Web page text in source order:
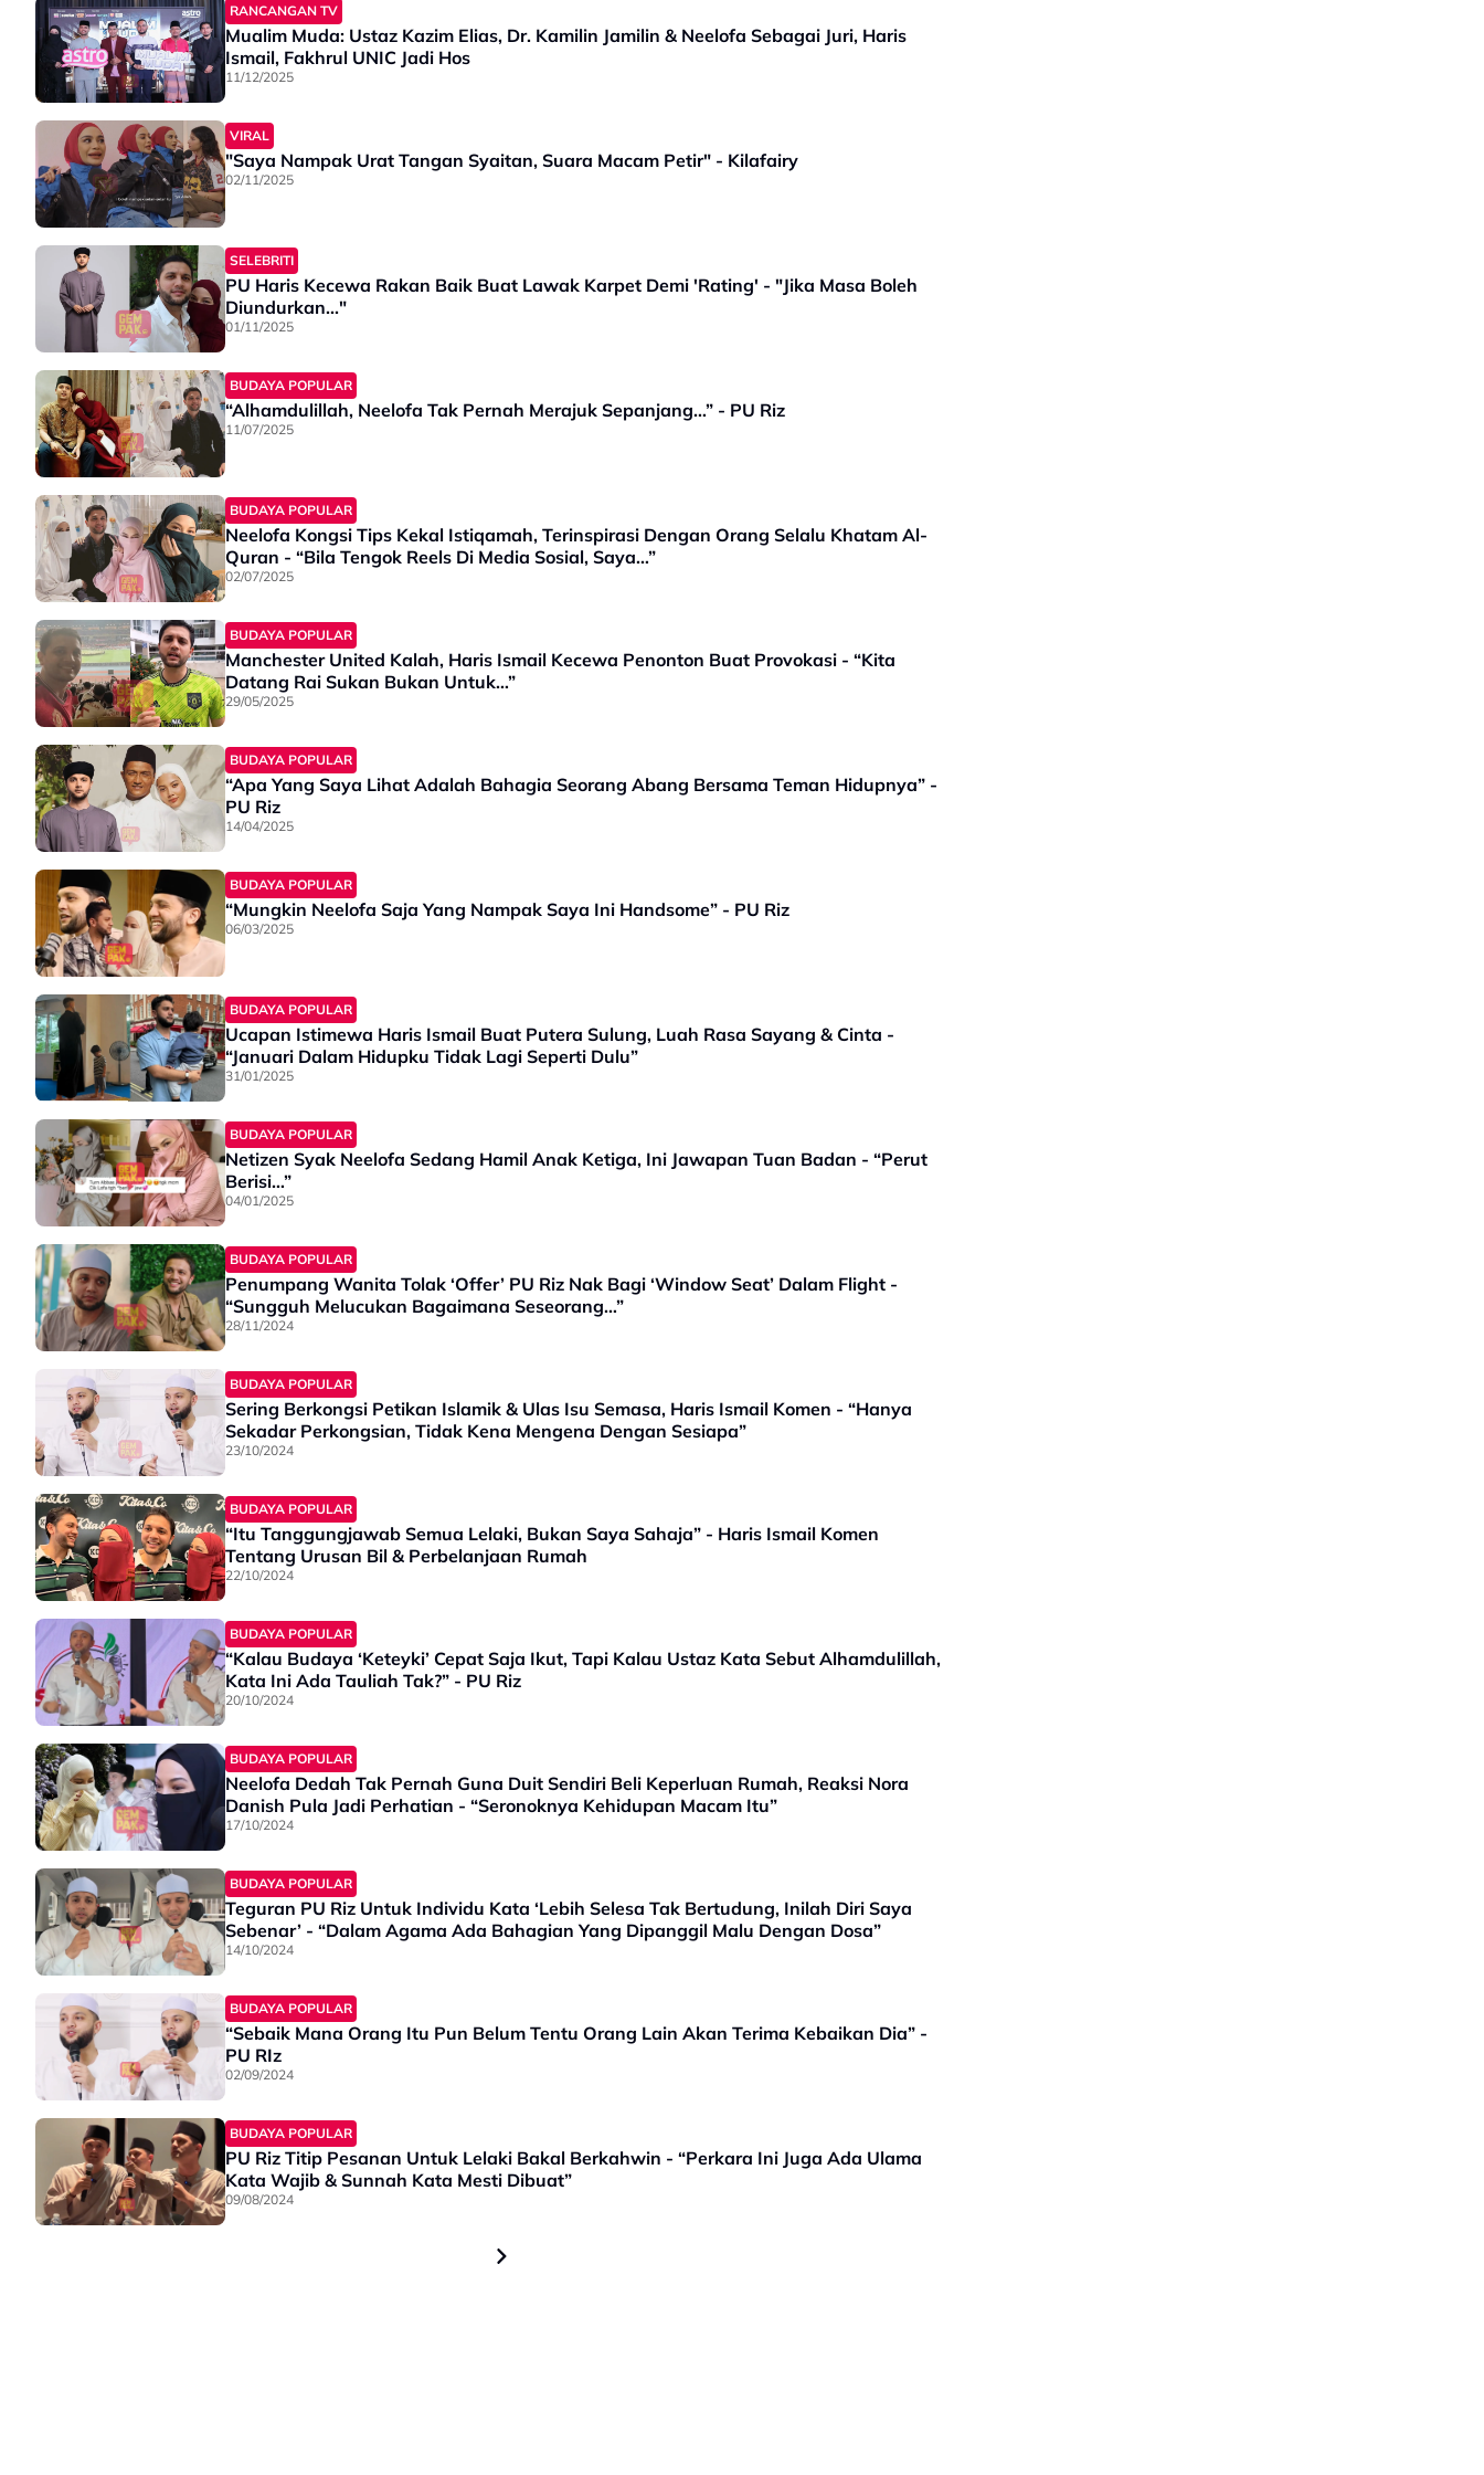
RANCANGAN TV
Mualim Muda: Ustaz Kazim Elias, Dr. Kamilin Jamilin & Neelofa Sebagai Juri, Haris
Ismail, Fakhrul UNIC Jadi Hos
11/12/2025
VIRAL
"Saya Nampak Urat Tangan Syaitan, Suara Macam Petir" - Kilafairy
02/11/2025
SELEBRITI
PU Haris Kecewa Rakan Baik Buat Lawak Karpet Demi 'Rating' - "Jika Masa Boleh
Diundurkan..."
01/11/2025
BUDAYA POPULAR
“Alhamdulillah, Neelofa Tak Pernah Merajuk Sepanjang…” - PU Riz
11/07/2025
BUDAYA POPULAR
Neelofa Kongsi Tips Kekal Istiqamah, Terinspirasi Dengan Orang Selalu Khatam Al-
Quran - “Bila Tengok Reels Di Media Sosial, Saya…”
02/07/2025
BUDAYA POPULAR
Manchester United Kalah, Haris Ismail Kecewa Penonton Buat Provokasi - “Kita
Datang Rai Sukan Bukan Untuk…”
29/05/2025
BUDAYA POPULAR
“Apa Yang Saya Lihat Adalah Bahagia Seorang Abang Bersama Teman Hidupnya” -
PU Riz
14/04/2025
BUDAYA POPULAR
“Mungkin Neelofa Saja Yang Nampak Saya Ini Handsome” - PU Riz
06/03/2025
BUDAYA POPULAR
Ucapan Istimewa Haris Ismail Buat Putera Sulung, Luah Rasa Sayang & Cinta -
“Januari Dalam Hidupku Tidak Lagi Seperti Dulu”
31/01/2025
BUDAYA POPULAR
Netizen Syak Neelofa Sedang Hamil Anak Ketiga, Ini Jawapan Tuan Badan - “Perut
Berisi…”
04/01/2025
BUDAYA POPULAR
Penumpang Wanita Tolak ‘Offer’ PU Riz Nak Bagi ‘Window Seat’ Dalam Flight -
“Sungguh Melucukan Bagaimana Seseorang…”
28/11/2024
BUDAYA POPULAR
Sering Berkongsi Petikan Islamik & Ulas Isu Semasa, Haris Ismail Komen - “Hanya
Sekadar Perkongsian, Tidak Kena Mengena Dengan Sesiapa”
23/10/2024
BUDAYA POPULAR
“Itu Tanggungjawab Semua Lelaki, Bukan Saya Sahaja” - Haris Ismail Komen
Tentang Urusan Bil & Perbelanjaan Rumah
22/10/2024
BUDAYA POPULAR
“Kalau Budaya ‘Keteyki’ Cepat Saja Ikut, Tapi Kalau Ustaz Kata Sebut Alhamdulillah,
Kata Ini Ada Tauliah Tak?” - PU Riz
20/10/2024
BUDAYA POPULAR
Neelofa Dedah Tak Pernah Guna Duit Sendiri Beli Keperluan Rumah, Reaksi Nora
Danish Pula Jadi Perhatian - “Seronoknya Kehidupan Macam Itu”
17/10/2024
BUDAYA POPULAR
Teguran PU Riz Untuk Individu Kata ‘Lebih Selesa Tak Bertudung, Inilah Diri Saya
Sebenar’ - “Dalam Agama Ada Bahagian Yang Dipanggil Malu Dengan Dosa”
14/10/2024
BUDAYA POPULAR
“Sebaik Mana Orang Itu Pun Belum Tentu Orang Lain Akan Terima Kebaikan Dia” -
PU RIz
02/09/2024
BUDAYA POPULAR
PU Riz Titip Pesanan Untuk Lelaki Bakal Berkahwin - “Perkara Ini Juga Ada Ulama
Kata Wajib & Sunnah Kata Mesti Dibuat”
09/08/2024